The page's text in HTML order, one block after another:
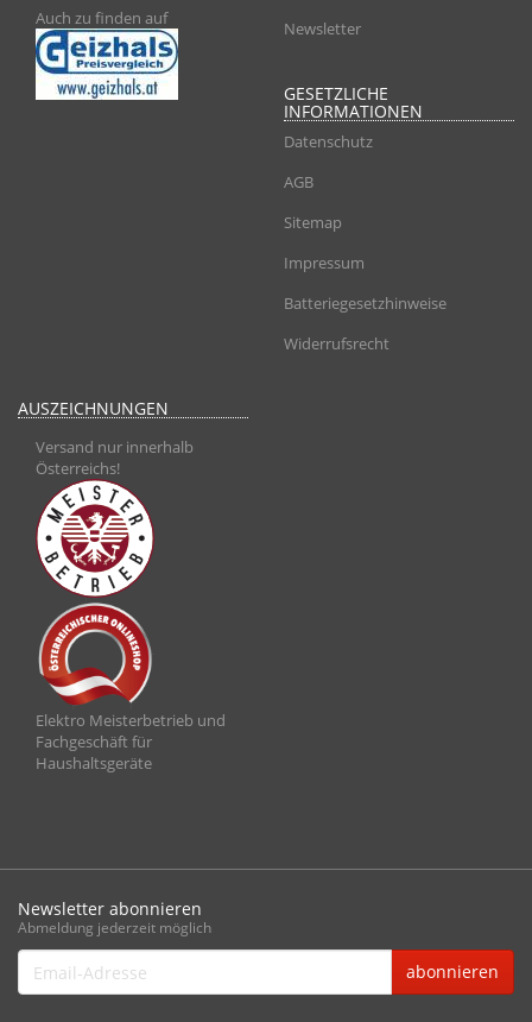
Auch zu finden auf
Newsletter
GESETZLICHE
INFORMATIONEN
Datenschutz
AGB
Sitemap
Impressum
Batteriegesetzhinweise
Widerrufsrecht
AUSZEICHNUNGEN
Versand nur innerhalb
Österreichs!
Elektro Meisterbetrieb und
Fachgeschäft für
Haushaltsgeräte
Newsletter abonnieren
Abmeldung jederzeit möglich
Email-
Adresse
abonnieren